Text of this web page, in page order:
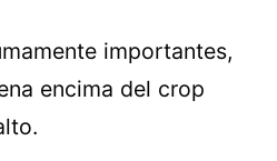
importantes,
encima del crop